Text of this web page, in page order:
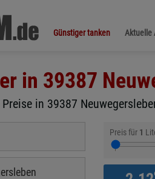
Günstiger tanken Aktuelle
in 39387
in 39387
Preis für 1